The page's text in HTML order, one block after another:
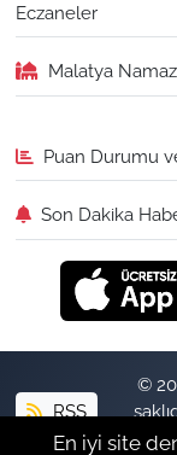
Eczaneler
Malatya
Puan Durumu
Son Dakika
RSS
©
En iyi site